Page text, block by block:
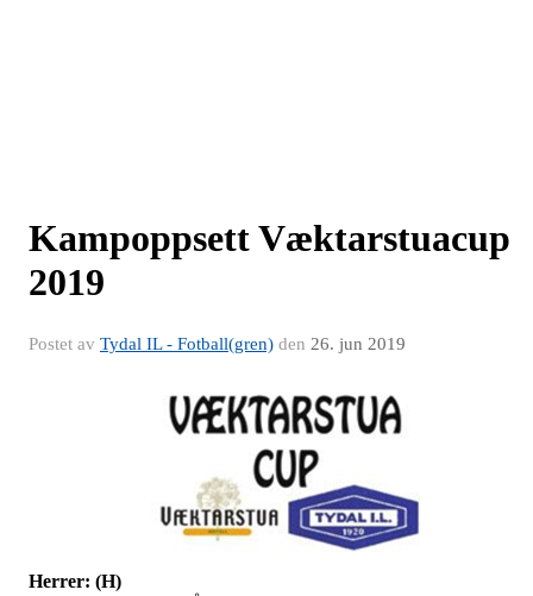
Kampoppsett Væktarstuacup
2019
Postet av Tydal IL - Fotball(gren) den 26. jun 2019
Herrer: (H)